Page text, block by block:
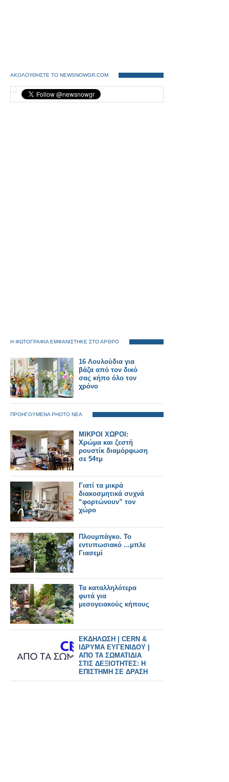
ΑΚΟΛΟΥΘΗΣΤΕ ΤΟ NEWSNOWGR.COM
Η ΦΩΤΟΓΡΑΦΙΑ ΕΜΦΑΝΙΣΤΗΚΕ ΣΤΟ ΑΡΘΡΟ
16 Λουλούδια για
βάζα από τον δικό
σας κήπο όλο τον
χρόνο
ΠΡΟΗΓΟΥΜΕΝΑ PHOTO ΝΕΑ
ΜΙΚΡΟΙ ΧΩΡΟΙ:
Χρώμα και ζεστή
ρουστίκ διαμόρφωση
σε 54τμ
Γιατί τα μικρά
διακοσμητικά συχνά
“φορτώνουν” τον
χώρο
Πλουμπάγκο. Το
εντυπωσιακό ...μπλε
Γιασεμί
Τα καταλληλότερα
φυτά για
μεσογειακούς κήπους
ΕΚΔΗΛΩΣΗ | CERN &
ΙΔΡΥΜΑ ΕΥΓΕΝΙΔΟΥ |
ΑΠΟ ΤΑ ΣΩΜΑΤΙΔΙΑ
ΣΤΙΣ ΔΕΞΙΟΤΗΤΕΣ: Η
ΕΠΙΣΤΗΜΗ ΣΕ ΔΡΑΣΗ